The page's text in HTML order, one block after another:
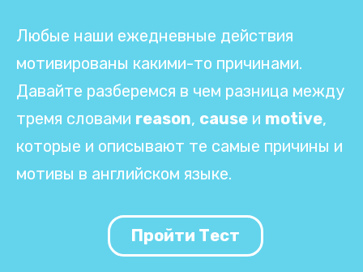
Любые наши ежедневные действия
мотивированы какими-то причинами.
Давайте разберемся в чем разница между
тремя словами reason, cause и motive,
которые и описывают те самые причины и
мотивы в английском языке.
Пройти Тест